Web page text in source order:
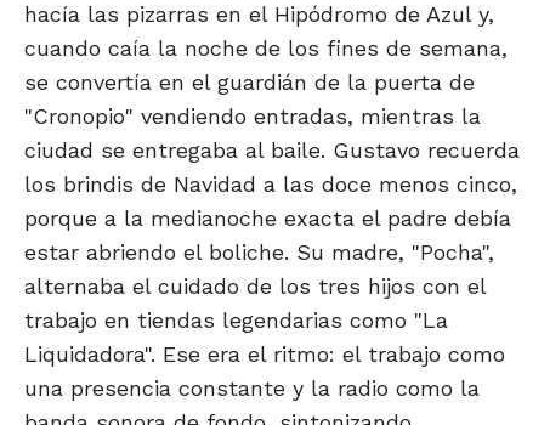
hacía las pizarras en el Hipódromo de Azul y,
cuando caía la noche de los fines de semana,
se convertía en el guardián de la puerta de
"Cronopio" vendiendo entradas, mientras la
ciudad se entregaba al baile. Gustavo recuerda
los brindis de Navidad a las doce menos cinco,
porque a la medianoche exacta el padre debía
estar abriendo el boliche. Su madre, "Pocha",
alternaba el cuidado de los tres hijos con el
trabajo en tiendas legendarias como "La
Liquidadora". Ese era el ritmo: el trabajo como
una presencia constante y la radio como la